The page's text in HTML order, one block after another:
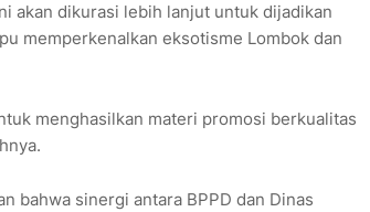
akan dikurasi lebih lanjut untuk dijadikan
memperkenalkan eksotisme Lombok dan
menghasilkan materi promosi berkualitas
bahwa sinergi antara BPPD dan Dinas